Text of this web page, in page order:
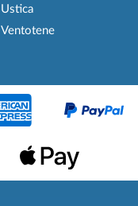
Ustica
Ventotene